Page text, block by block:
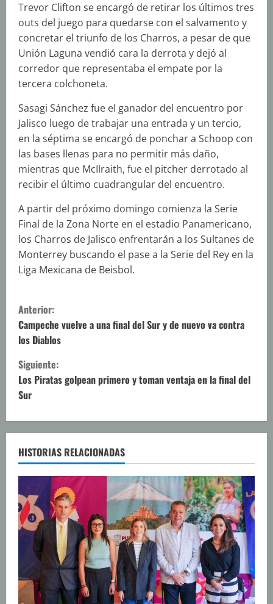
Trevor Clifton se encargó de retirar los últimos tres
outs del juego para quedarse con el salvamento y
concretar el triunfo de los Charros, a pesar de que
Unión Laguna vendió cara la derrota y dejó al
corredor que representaba el empate por la
tercera colchoneta.
Sasagi Sánchez fue el ganador del encuentro por
Jalisco luego de trabajar una entrada y un tercio,
en la séptima se encargó de ponchar a Schoop con
las bases llenas para no permitir más daño,
mientras que McIlraith, fue el pitcher derrotado al
recibir el último cuadrangular del encuentro.
A partir del próximo domingo comienza la Serie
Final de la Zona Norte en el estadio Panamericano,
los Charros de Jalisco enfrentarán a los Sultanes de
Monterrey buscando el pase a la Serie del Rey en la
Liga Mexicana de Beisbol.
S
i
g
u
e
l
e
y
e
n
o
Anterior:
Campeche vuelve a una final del Sur y de nuevo va contra
los Diablos
Siguiente:
Los Piratas golpean primero y toman ventaja en la final del
Sur
HISTORIAS RELACIONADAS